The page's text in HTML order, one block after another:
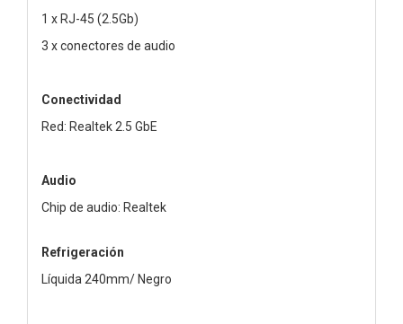
1 x RJ-45 (2.5Gb)
3 x conectores de audio
Conectividad
Red: Realtek 2.5 GbE
Audio
Chip de audio: Realtek
Refrigeración
Líquida 240mm/ Negro